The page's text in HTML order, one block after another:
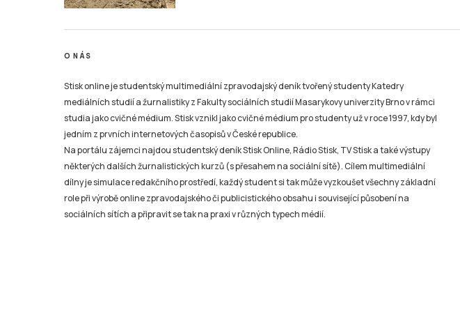
O NÁS
Stisk online je studentský multimediální zpravodajský deník tvořený studenty Katedry
mediálních studií a žurnalistiky z Fakulty sociálních studií Masarykovy univerzity Brno v rámci
studia jako cvičné médium. Stisk vznikl jako cvičné médium pro studenty už v roce 1997, kdy byl
jedním z prvních internetových časopisů v České republice.
Na portálu zájemci najdou studentský deník Stisk Online, Rádio Stisk, TV Stisk a také výstupy
některých dalších žurnalistických kurzů (s přesahem na sociální sítě). Cílem multimediální
dílny je simulace redakčního prostředí, každý student si tak může vyzkoušet všechny základní
role při výrobě online zpravodajského či publicistického obsahu i související působení na
sociálních sítích a připravit se tak na praxi v různých typech médií.